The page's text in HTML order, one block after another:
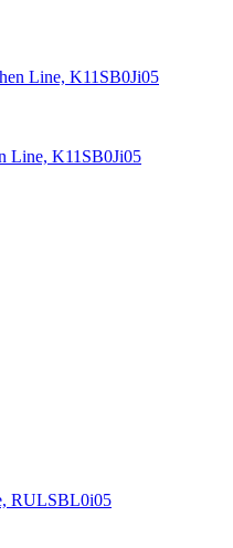
Line, K11SB0Ji05